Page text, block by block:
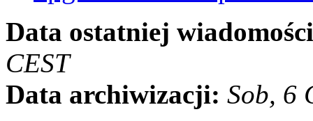
Data ostatniej
CEST
Data archiwizacji: Sob, 6